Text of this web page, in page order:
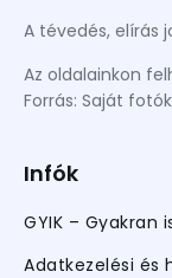
A tévedés, elírás
Az oldalainkon
Forrás: Saját
Infók
GYIK – Gyakran
Adatkezelési és